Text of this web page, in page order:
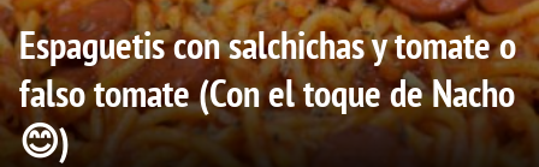
Espaguetis con salchichas y tomate o
falso tomate (Con el toque de Nacho
😊)